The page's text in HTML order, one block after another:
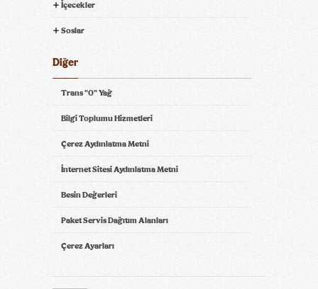
İçecekler
Soslar
Diğer
Trans "0" Yağ
Bilgi Toplumu Hizmetleri
Çerez Aydınlatma Metni
İnternet Sitesi Aydınlatma Metni
Besin Değerleri
Paket Servis Dağıtım Alanları
Çerez Ayarları